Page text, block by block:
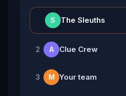
S The Sleuths
2 A Clue Crew
3 M Your team